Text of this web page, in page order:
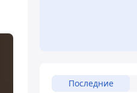
Последние